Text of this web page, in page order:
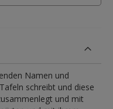
Namen und
schreibt und diese
und mit